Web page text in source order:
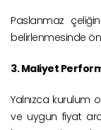
Paslanmaz
belirlenmesinde
3. Maliyet
Yalnızca kurulum
ve uygun fiyat